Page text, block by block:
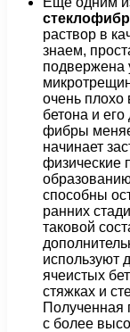
раствор в
знаем,
подвержена
очень плохо
бетона и
фибры
начинает
физические
способны
ранних
таковой
используют
ячеистых
стяжках и
Полученная
с более